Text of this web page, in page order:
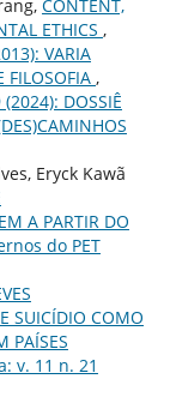
CONTENT,
ETHICS ,
VARIA
FILOSOFIA ,
DOSSIÊ
Eryck Kawã
A PARTIR DO
do PET
SUICÍDIO COMO
PAÍSES
v. 11 n. 21